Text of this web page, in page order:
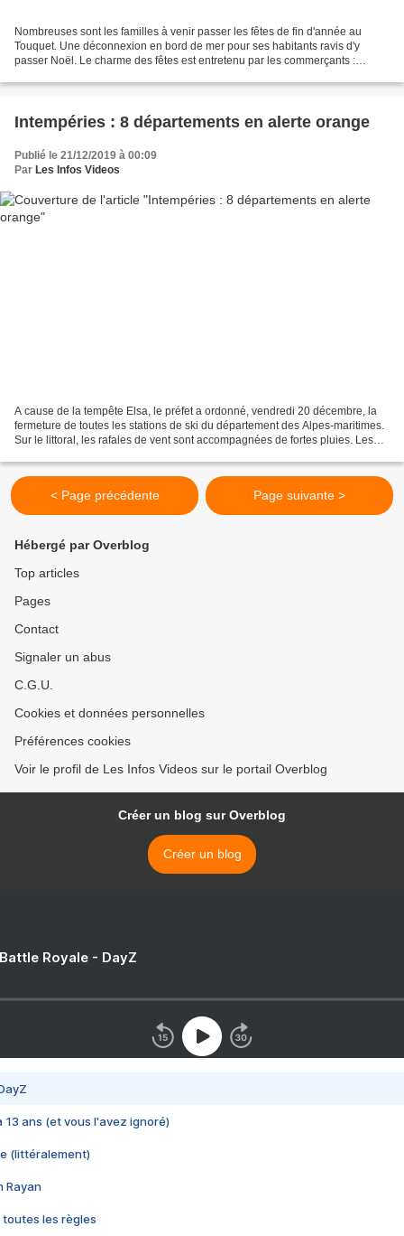
Nombreuses sont les familles à venir passer les fêtes de fin d'année au
Touquet. Une déconnexion en bord de mer pour ses habitants ravis d'y
passer Noël. Le charme des fêtes est entretenu par les commerçants :
Intempéries : 8 départements en alerte orange
Publié le 21/12/2019 à 00:09
Par Les Infos Videos
A cause de la tempête Elsa, le préfet a ordonné, vendredi 20 décembre, la
fermeture de toutes les stations de ski du département des Alpes-maritimes.
Sur le littoral, les rafales de vent sont accompagnées de fortes pluies. Les
< Page précédente Page suivante >
Hébergé par Overblog
Top articles
Pages
Contact
Signaler un abus
C.G.U.
Cookies et données personnelles
Préférences cookies
Voir le profil de Les Infos Videos sur le portail Overblog
Créer un blog sur Overblog
Créer un blog
Royale - DayZ
13 ans (et vous l'avez ignoré)
(littéralement)
Rayan
toutes les règles